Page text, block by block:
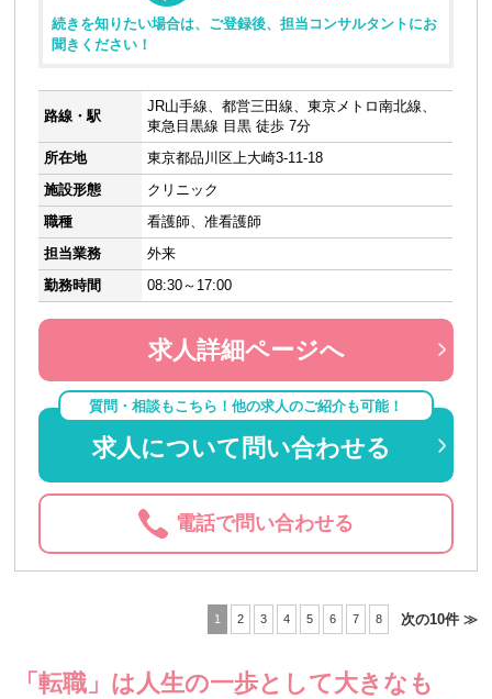
続きを知りたい場合は、ご登録後、担当コンサルタントにお
聞きください！
路線・駅
JR山手線、都営三田線、東京メトロ南北線、
東急目黒線 目黒 徒歩 7分
所在地
東京都品川区上大崎3-11-18
施設形態
クリニック
職種
看護師、准看護師
担当業務
外来
勤務時間
08:30～17:00
求人詳細ページへ
質問・相談もこちら！他の求人のご紹介も可能！
求人について問い合わせる
電話で問い合わせる
1 2 3 4 5 6 7 8 次の10件 ≫
「転職」は人生の一歩として大きなも